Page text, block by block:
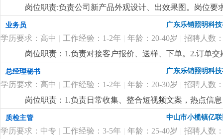
体验。5、1-3年新媒体运营经验，熟悉短视频平台运营
捉新事物，思想跳跃的应届毕业生也可！7、公司福利
年终奖等。
岗位职责:负责公司新产品外观设计、出效果图。岗位要
的构思、创新能力。2.工作认真负责，有团队精神，服
议。
业务员 广东乐销照明科
学历要求：高中 | 工作经验：1-2年 | 年龄：20-40岁 | 招聘人数
岗位职责：1.负责对接客户报价、送样、下单。2.订单
时上门拜访客户，维系客户关系。任职要求：男,18-35
际、公关能力和抗压能力。公司客户资源稳定，待遇面
总经理秘书 广东乐销照明科
学历要求：高中 | 工作经验：1-2年 | 年龄：20-30岁 | 招聘人数
岗位职责：1.负责日常收集、整合短视频文案，热点信
司合作的短视频运营公司作为合格的拍摄文案。2.负责
要求18~30岁，熟练使用基础办公软件、会用ai软件找
收集能力，有较强的上进心和学习能力，服从安排。3.
质检主管 中山市小榄镇亿
学历要求：中专 | 工作经验：3-5年 | 年龄：25-40岁 | 招聘人数